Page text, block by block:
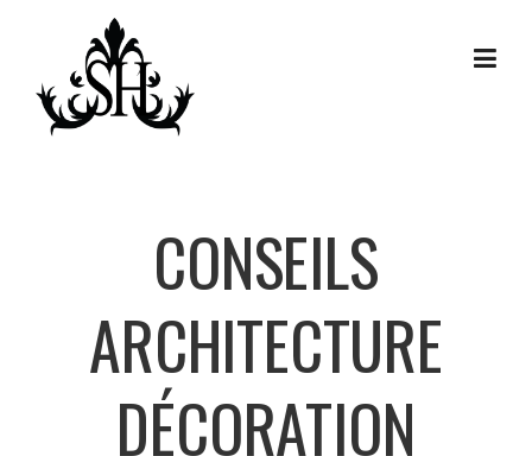
CONSEILS
ARCHITECTURE
DÉCORATION